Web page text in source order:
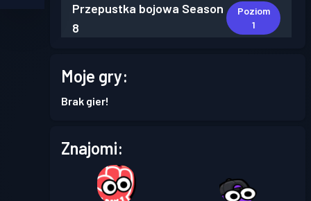
Przepustka bojowa Season
8
Poziom
1
Przepustka bojowa
6
Przepustka bojowa
Season
Poziom
Moje gry:
Brak gier!
Znajomi: